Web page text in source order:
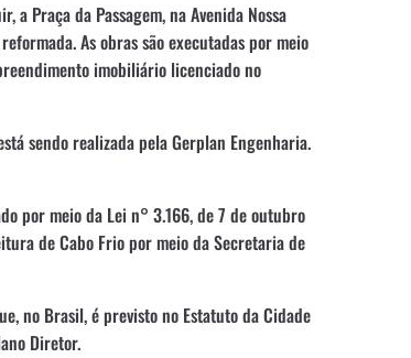
a Praça da Passagem, na Avenida Nossa
As obras são executadas por meio
imobiliário licenciado no
sendo realizada pela Gerplan Engenharia.
por meio da Lei n° 3.166, de 7 de outubro
de Cabo Frio por meio da Secretaria de
no Brasil, é previsto no Estatuto da Cidade
Diretor.